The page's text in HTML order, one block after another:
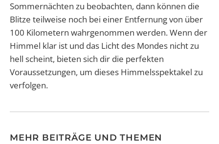
Sommernächten zu beobachten, dann können die
Blitze teilweise noch bei einer Entfernung von über
100 Kilometern wahrgenommen werden. Wenn der
Himmel klar ist und das Licht des Mondes nicht zu
hell scheint, bieten sich dir die perfekten
Voraussetzungen, um dieses Himmelsspektakel zu
verfolgen.
MEHR BEITRÄGE UND THEMEN